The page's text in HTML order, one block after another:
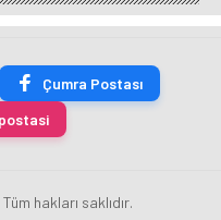
Kılca
Yeni
Açıkladı
Kursu
Başladı
Çumra Postası
hakları saklıdır.